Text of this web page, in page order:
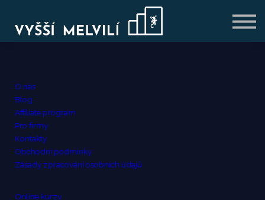
VÝHODNÉ BALÍČKY
BLOG
O nás
Blog
Affiliate program
Pro firmy
Kontakty
Obchodní podmínky
Zásady zpracování osobních údajů
Online kurzy